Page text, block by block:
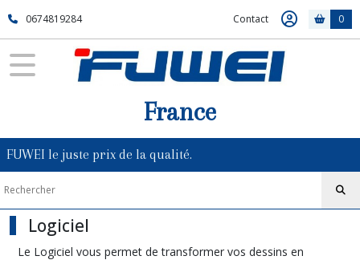
0674819284 Contact 0
France
FUWEI le juste prix de la qualité.
Logiciel
Le Logiciel vous permet de transformer vos dessins en
Fermer
FILTRES
Logiciel
résultats